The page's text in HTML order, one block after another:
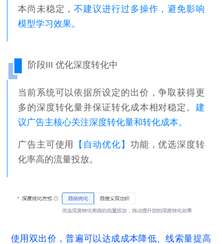
本尚未稳定，不建议进行过多操作，避免影响
模型学习效果。
阶段III 优化深度转化中
当前系统可以依据所设定的出价，争取获得更
多的深度转化量并保证转化成本相对稳定。 建
议广告主核心关注深度转化量和转化成本。
广告主可使用 【自动优化】 功能，优选深度转
化率高的流量投放。
使用双出价，普遍可以达成成本降低、线索量提高